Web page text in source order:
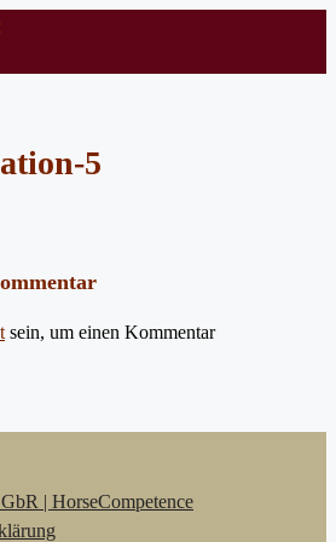
5
sein, um einen Kommentar
| HorseCompetence